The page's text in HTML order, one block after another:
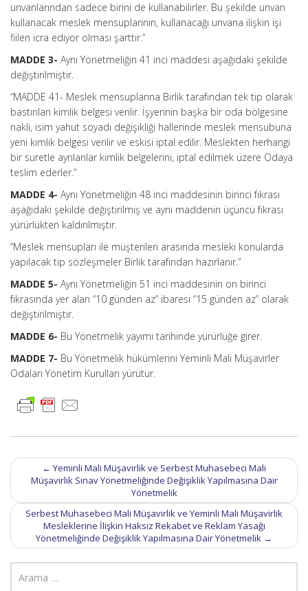
unvanlarından sadece birini de kullanabilirler. Bu şekilde unvan
kullanacak meslek mensuplarının, kullanacağı unvana ilişkin işi
fiilen icra ediyor olması şarttır.”
MADDE 3- Aynı Yönetmeliğin 41 inci maddesi aşağıdaki şekilde
değiştirilmiştir.
“MADDE 41- Meslek mensuplarına Birlik tarafından tek tip olarak
bastırılan kimlik belgesi verilir. İşyerinin başka bir oda bölgesine
nakli, isim yahut soyadı değişikliği hallerinde meslek mensubuna
yeni kimlik belgesi verilir ve eskisi iptal edilir. Meslekten herhangi
bir suretle ayrılanlar kimlik belgelerini, iptal edilmek üzere Odaya
teslim ederler.”
MADDE 4- Aynı Yönetmeliğin 48 inci maddesinin birinci fıkrası
aşağıdaki şekilde değiştirilmiş ve aynı maddenin üçüncü fıkrası
yürürlükten kaldırılmıştır.
“Meslek mensupları ile müşterileri arasında mesleki konularda
yapılacak tip sözleşmeler Birlik tarafından hazırlanır.”
MADDE 5- Aynı Yönetmeliğin 51 inci maddesinin on birinci
fıkrasında yer alan “10 günden az” ibaresi “15 günden az” olarak
değiştirilmiştir.
MADDE 6- Bu Yönetmelik yayımı tarihinde yürürlüğe girer.
MADDE 7- Bu Yönetmelik hükümlerini Yeminli Mali Müşavirler
Odaları Yönetim Kurulları yürütür.
Post
navigation
← Yeminli Mali Müşavirlik ve Serbest Muhasebeci Mali
Müşavirlik Sınav Yönetmeliğinde Değişiklik Yapılmasına Dair
Yönetmelik
Serbest Muhasebeci Mali Müşavirlik ve Yeminli Mali Müşavirlik
Mesleklerine İlişkin Haksız Rekabet ve Reklam Yasağı
Yönetmeliğinde Değişiklik Yapılmasına Dair Yönetmelik →